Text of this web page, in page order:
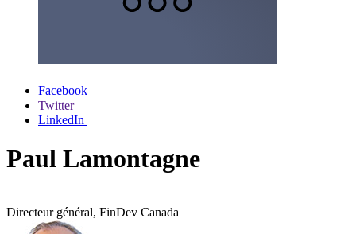
Facebook
Twitter
LinkedIn
Paul Lamontagne
Directeur général, FinDev Canada